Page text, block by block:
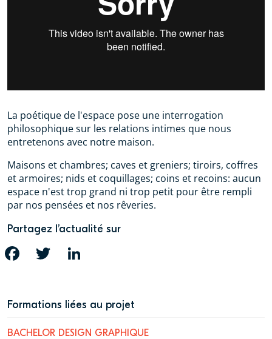
La poétique de l'espace pose une interrogation
philosophique sur les relations intimes que nous
entretenons avec notre maison.
Maisons et chambres; caves et greniers; tiroirs, coffres
et armoires; nids et coquillages; coins et recoins: aucun
espace n'est trop grand ni trop petit pour être rempli
par nos pensées et nos rêveries.
Partagez l’actualité sur
FACEBOOK TWITTER
Formations liées au projet
BACHELOR DESIGN GRAPHIQUE